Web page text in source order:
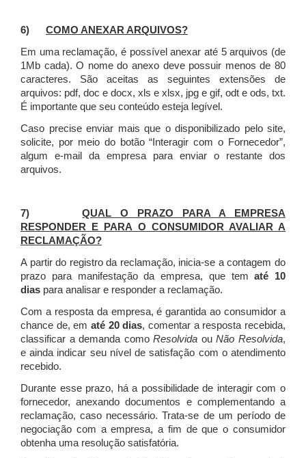
6) COMO ANEXAR ARQUIVOS?
Em uma reclamação, é possível anexar até 5 arquivos (de
1Mb cada). O nome do anexo deve possuir menos de 80
caracteres. São aceitas as seguintes extensões de
arquivos: pdf, doc e docx, xls e xlsx, jpg e gif, odt e ods, txt.
É importante que seu conteúdo esteja legível.
Caso precise enviar mais que o disponibilizado pelo site,
solicite, por meio do botão “Interagir com o Fornecedor”,
algum e-mail da empresa para enviar o restante dos
arquivos.
7)QUAL O PRAZO PARA A EMPRESA
RESPONDER E PARA O CONSUMIDOR AVALIAR A
RECLAMAÇÃO?
A partir do registro da reclamação, inicia-se a contagem do
prazo para manifestação da empresa, que tematé 10
dias para analisar e responder a reclamação.
Com a resposta da empresa, é garantida ao consumidor a
chance de, em até 20 dias, comentar a resposta recebida,
classificar a demanda comoResolvida ouNão Resolvida,
e ainda indicar seu nível de satisfação com o atendimento
recebido.
Durante esse prazo, há a possibilidade de interagir com o
fornecedor, anexando documentos e complementando a
reclamação, caso necessário.Trata-se de um período de
negociação com a empresa, a fim de que o consumidor
obtenha uma resolução satisfatória.